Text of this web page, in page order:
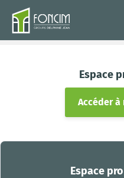
Espace
Espace
Accéder à